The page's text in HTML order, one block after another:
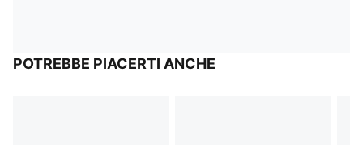
POTREBBE PIACERTI ANCHE